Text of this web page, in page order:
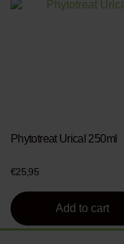
Phytotreat Urical 250ml
€25,95
Add to cart